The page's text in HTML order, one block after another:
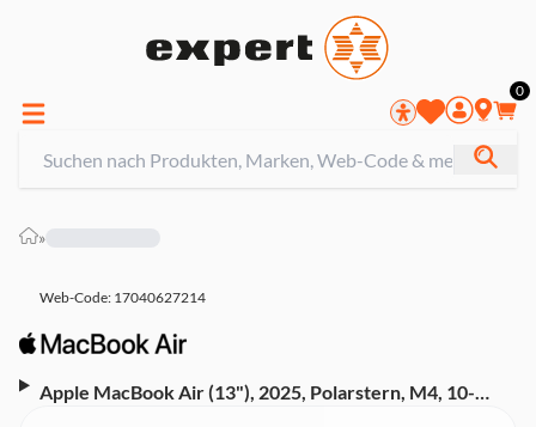
0
»
Web-Code: 17040627214
Apple MacBook Air (13"), 2025, Polarstern, M4, 10-